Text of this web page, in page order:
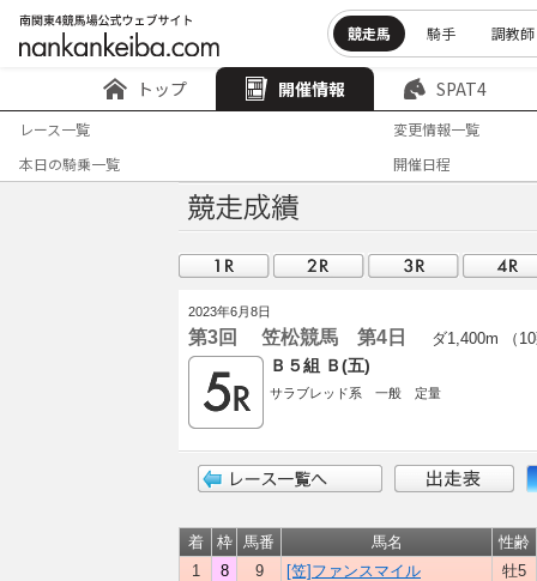
競走馬 騎手 調教師
トップ 開催情報 SPAT4
レース一覧
変更情報一覧
本日の騎乗一覧
開催日程
2023年6月8日
第3回 笠松競馬 第4日 ダ1,400m （
Ｂ５組 Ｂ(五)
サラブレッド系 一般 定量
着 枠 馬番 馬名
性齢
1
8 9 [笠]ファンスマイル
牡5